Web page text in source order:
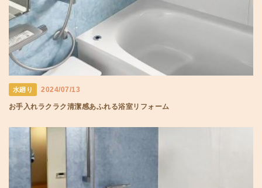
水廻り 2024/07/13
お手入れラクラク清潔感あふれる浴室リフォーム